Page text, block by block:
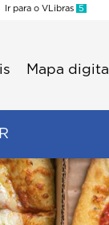
Ir para o VLibras 5
Mapa digital